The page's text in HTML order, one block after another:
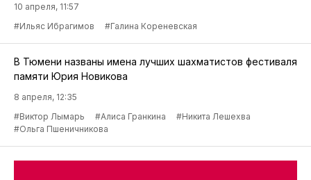
10 апреля, 11:57
#Ильяс Ибрагимов
#Галина Кореневская
В Тюмени названы имена лучших шахматистов фестиваля
памяти Юрия Новикова
8 апреля, 12:35
#Виктор Лымарь
#Алиса Гранкина
#Никита Лешехва
#Ольга Пшеничникова